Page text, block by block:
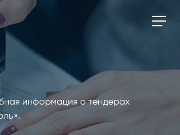
информация о тендерах